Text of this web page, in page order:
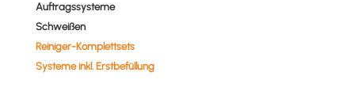
Auftragssysteme
Schweißen
Reiniger-Komplettsets
Systeme inkl. Erstbefüllung